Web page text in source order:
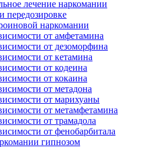
лечение наркомании
наркомании
от амфетамина
от дезоморфина
от кетамина
от кодеина
от кокаина
от метадона
от марихуаны
от метамфетамина
от трамадола
от фенобарбитала
гипнозом